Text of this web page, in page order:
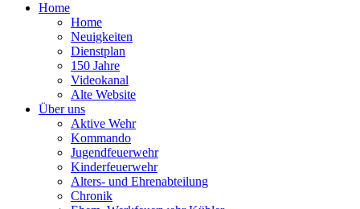
Home
Home
Neuigkeiten
Dienstplan
150 Jahre
Videokanal
Alte Website
Über uns
Aktive Wehr
Kommando
Jugendfeuerwehr
Kinderfeuerwehr
Alters- und Ehrenabteilung
Chronik